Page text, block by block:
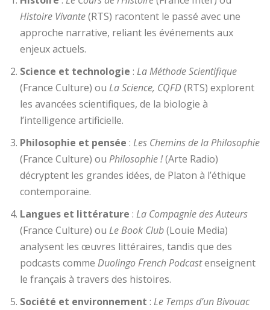
Histoire Vivante(RTS) racontent le passé avec une
approche narrative, reliant les événements aux
enjeux actuels.
Science et technologie : La Méthode Scientifique
(France Culture) ou La Science, CQFD (RTS) explorent
les avancées scientifiques, de la biologie à
l’intelligence artificielle.
Philosophie et pensée : Les Chemins de la Philosophie
(France Culture) ou Philosophie !(Arte Radio)
décryptent les grandes idées, de Platon à l’éthique
contemporaine.
Langues et littérature : La Compagnie des Auteurs
(France Culture) ou Le Book Club(Louie Media)
analysent les œuvres littéraires, tandis que des
podcasts comme Duolingo French Podcastenseignent
le français à travers des histoires.
Société et environnement : Le Temps d’un Bivouac